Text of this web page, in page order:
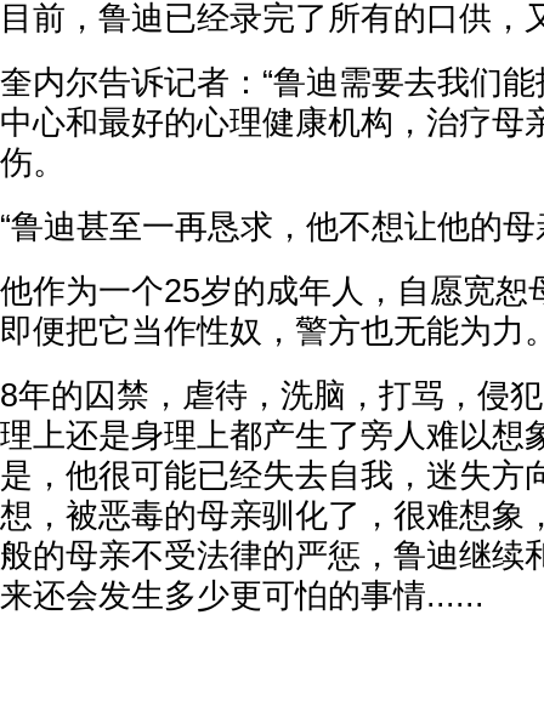
目前，鲁迪已经录完了所有的口供，
奎内尔告诉记者：“鲁迪需要去我们
中心和最好的心理健康机构，治疗母
伤。
“鲁迪甚至一再恳求，他不想让他的母
他作为一个25岁的成年人，自愿宽恕
即便把它当作性奴，警方也无能为力
8年的囚禁，虐待，洗脑，打骂，侵
理上还是身理上都产生了旁人难以想
是，他很可能已经失去自我，迷失方
想，被恶毒的母亲驯化了，很难想象
般的母亲不受法律的严惩，鲁迪继续
来还会发生多少更可怕的事情......